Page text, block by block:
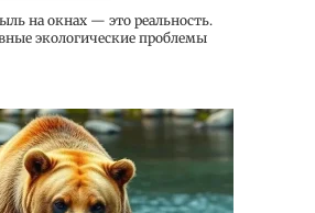
на окнах — это реальность.
экологические проблемы